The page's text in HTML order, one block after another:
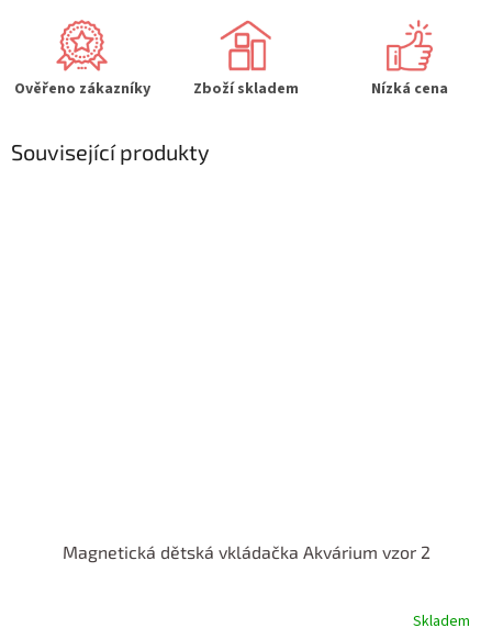
Ověřeno zákazníky Zboží skladem Nízká cena
Související produkty
Magnetická dětská vkládačka Akvárium vzor 2
Skladem